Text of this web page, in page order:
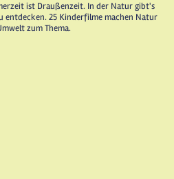
ist Draußenzeit. In der Natur gibt's
entdecken. 25 Kinderfilme machen Natur
zum Thema.